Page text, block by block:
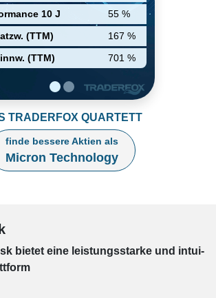
10 J
55 %
(TTM)
167 %
(TTM)
701 %
TRADERFOX QUARTETT
finde bessere Aktien als
Micron Technology
bie­tet eine leis­tungs­star­ke und in­tui­